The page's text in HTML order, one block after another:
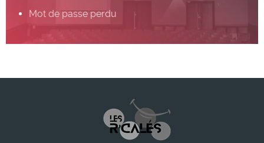
Mot de passe perdu